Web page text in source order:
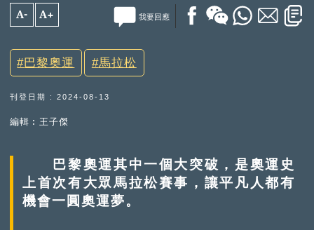
A- A+ 我要回應
巴黎奧運 馬拉松
刊登日期 : 2024-08-13
編輯︰王子傑
巴黎奧運其中一個大突破，是奧運史
上首次有大眾馬拉松賽事，讓平凡人都有
機會一圓奧運夢。